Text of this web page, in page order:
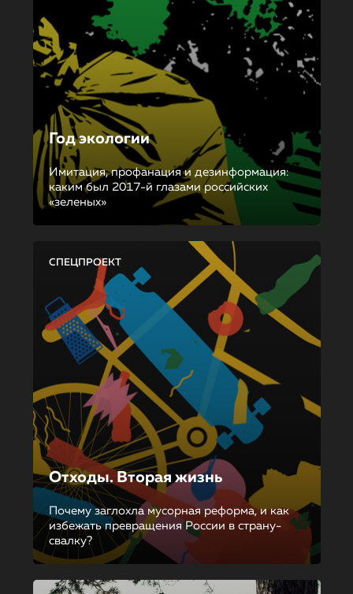
Год экологии
Имитация, профанация и дезинформация:
каким был 2017-й глазами российских
«зеленых»
СПЕЦПРОЕКТ
Отходы. Вторая жизнь
Почему заглохла мусорная реформа, и как
избежать превращения России в страну-
свалку?